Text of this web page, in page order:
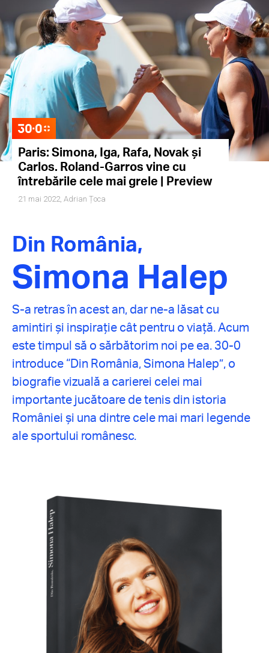
Paris: Simona, Iga, Rafa, Novak și
Carlos. Roland-Garros vine cu
întrebările cele mai grele | Preview
21 mai 2022, Adrian Țoca
Din România,
Simona Halep
S-a retras în acest an, dar ne-a lăsat cu
amintiri și inspirație cât pentru o viață. Acum
este timpul să o sărbătorim noi pe ea. 30-0
introduce “Din România, Simona Halep”, o
biografie vizuală a carierei celei mai
importante jucătoare de tenis din istoria
României și una dintre cele mai mari legende
ale sportului românesc.